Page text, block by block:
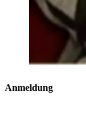
An­mel­dung